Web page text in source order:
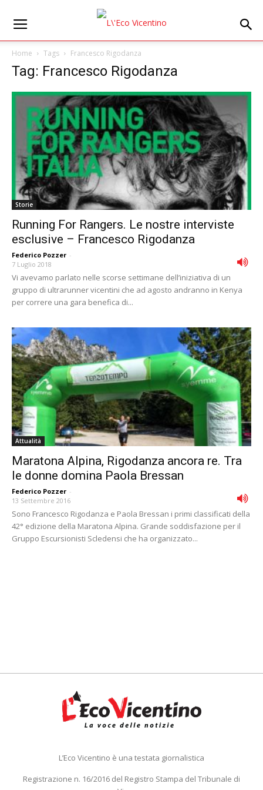
Home Tags Francesco Rigodanza
Tag: Francesco Rigodanza
Storie
Running For Rangers. Le nostre interviste
esclusive – Francesco Rigodanza
Federico Pozzer -
7 Luglio 2018
Vi avevamo parlato nelle scorse settimane dell’iniziativa di un
gruppo di ultrarunner vicentini che ad agosto andranno in Kenya
per correre una gara benefica di...
Attualità
Maratona Alpina, Rigodanza ancora re. Tra
le donne domina Paola Bressan
Federico Pozzer -
13 Settembre 2016
Sono Francesco Rigodanza e Paola Bressan i primi classificati della
42° edizione della Maratona Alpina. Grande soddisfazione per il
Gruppo Escursionisti Scledensi che ha organizzato...
L’Eco Vicentino è una testata giornalistica
Registrazione n. 16/2016 del Registro Stampa del Tribunale di